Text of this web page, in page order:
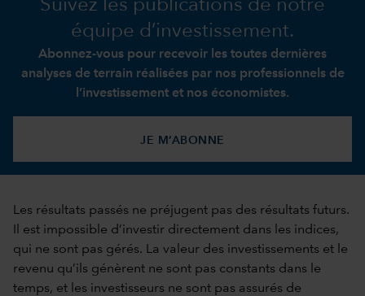
Suivez les publications de notre
équipe d’investissement.
Abonnez-vous pour recevoir les toutes dernières
analyses de terrain réalisées par nos professionnels de
l’investissement et nos économistes.
JE M’ABONNE
Les résultats passés ne préjugent pas des résultats futurs.
Il est impossible d’investir directement dans les indices,
qui ne sont pas gérés. La valeur des investissements et le
revenu qu’ils génèrent ne sont pas constants dans le
temps, et les investisseurs ne sont pas assurés de